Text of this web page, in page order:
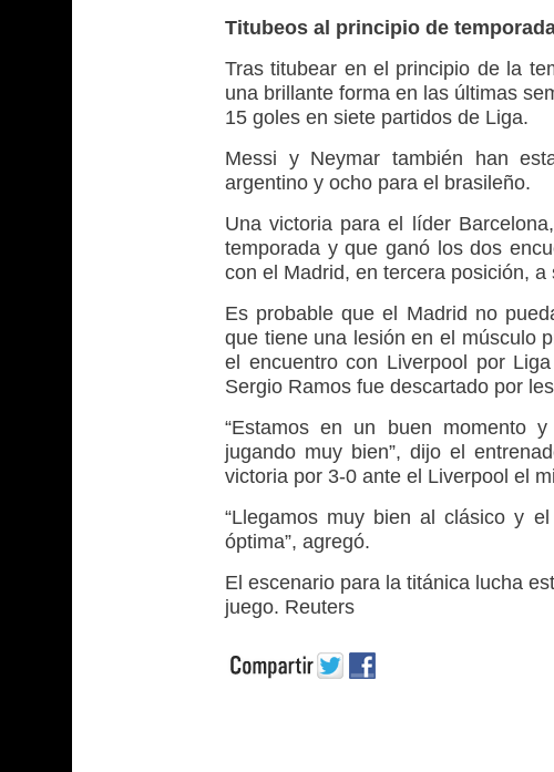
Titubeos al principio de
Tras titubear en el principio de la
una brillante forma en las últimas
15 goles en siete partidos de Liga.
Messi y Neymar también han
argentino y ocho para el brasileño.
Una victoria para el líder
temporada y que ganó los dos
con el Madrid, en tercera posición, a
Es probable que el Madrid no
que tiene una lesión en el músculo
el encuentro con Liverpool por
Sergio Ramos fue descartado por
“Estamos en un buen momento
jugando muy bien”, dijo el
victoria por 3-0 ante el Liverpool el
“Llegamos muy bien al clásico y
óptima”, agregó.
El escenario para la titánica lucha
juego. Reuters